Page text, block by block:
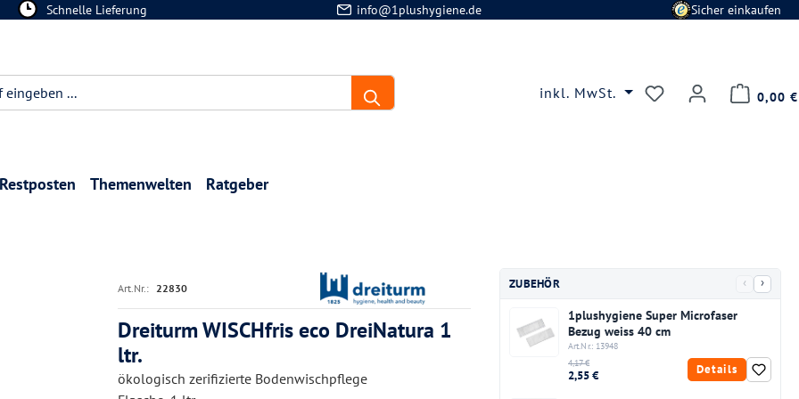
Schnelle Lieferung info@1plushygiene.de Sicher einkaufen
inkl. MwSt. Du hast 0 0,00 €
Restposten Themenwelten Ratgeber
Art.Nr.: 22830
Dreiturm WISCHfris eco DreiNatura 1
ltr.
ökologisch zerifizierte Bodenwischpflege
ZUBEHÖR ‹ ›
1plushygiene Super Microfaser
Bezug weiss 40 cm
Art.Nr.: 13948
4,17 €
2,55 € Details